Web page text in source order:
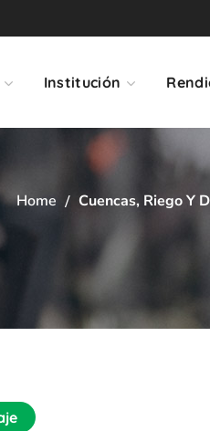
Institución
Home Cuencas, Riego Y